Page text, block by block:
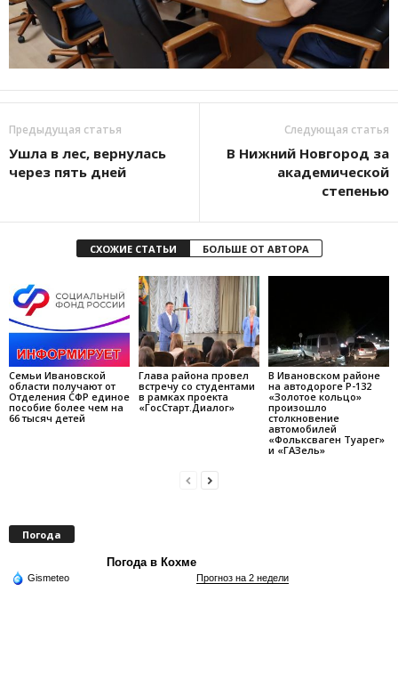
Предыдущая статья
Ушла в лес, вернулась
через пять дней
Следующая статья
В Нижний Новгород за
академической
степенью
СХОЖИЕ СТАТЬИ БОЛЬШЕ ОТ АВТОРА
Семьи Ивановской
области получают от
Отделения СФР единое
пособие более чем на
66 тысяч детей
Глава района провел
встречу со студентами
в рамках проекта
«ГосСтарт.Диалог»
В Ивановском районе
на автодороге Р-132
«Золотое кольцо»
произошло
столкновение
автомобилей
«Фольксваген Туарег»
и «ГАЗель»
Погода
Погода в Кохме
Gismeteo Прогноз на 2 недели